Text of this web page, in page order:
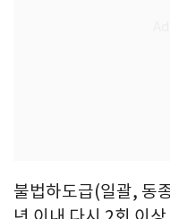
불법하도급(일괄, 동